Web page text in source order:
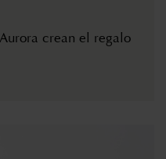
crean el regalo